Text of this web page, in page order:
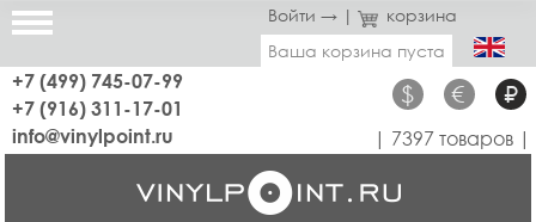
Войти → |
корзина
Ваша корзина пуста
+7 (499) 745-07-99
+7 (916) 311-17-01
$ € ₽
info@vinylpoint.ru | 7397 товаров |